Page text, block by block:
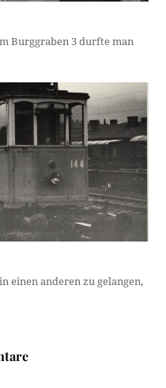
Burggraben 3 durfte man
einen anderen zu gelangen,